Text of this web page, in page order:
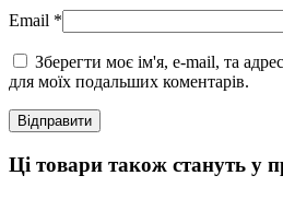
Email *
Зберегти моє ім'я, e-mail, та
для моїх подальших коментарів.
Ці товари також стануть у